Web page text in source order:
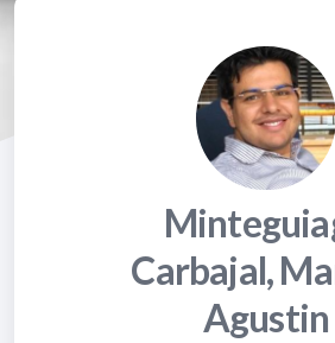
Carbajal,
Agustin